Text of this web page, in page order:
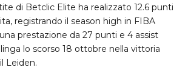
di Betclic Elite ha realizzato 12.6 punti
registrando il season high in FIBA
prestazione da 27 punti e 4 assist
lo scorso 18 ottobre nella vittoria
Leiden.